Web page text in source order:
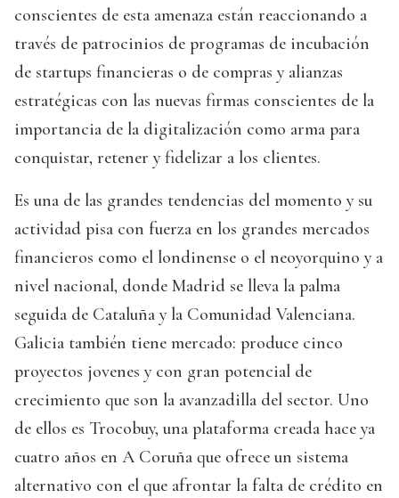
conscientes de esta amenaza están reaccionando a
través de patrocinios de programas de incubación
de startups financieras o de compras y alianzas
estratégicas con las nuevas firmas conscientes de la
importancia de la digitalización como arma para
conquistar, retener y fidelizar a los clientes.
Es una de las grandes tendencias del momento y su
actividad pisa con fuerza en los grandes mercados
financieros como el londinense o el neoyorquino y a
nivel nacional, donde Madrid se lleva la palma
seguida de Cataluña y la Comunidad Valenciana.
Galicia también tiene mercado: produce cinco
proyectos jovenes y con gran potencial de
crecimiento que son la avanzadilla del sector. Uno
de ellos es Trocobuy, una plataforma creada hace ya
cuatro años en A Coruña que ofrece un sistema
alternativo con el que afrontar la falta de crédito en